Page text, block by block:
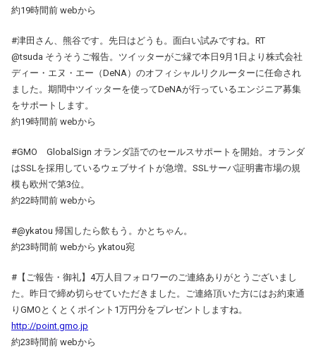
約19時間前 webから
#津田さん、熊谷です。先日はどうも。面白い試みですね。RT
@tsuda そうそうご報告。ツイッターがご縁で本日9月1日より株式会社
ディー・エヌ・エー（DeNA）のオフィシャルリクルーターに任命され
ました。期間中ツイッターを使ってDeNAが行っているエンジニア募集
をサポートします。
約19時間前 webから
#GMO GlobalSign オランダ語でのセールスサポートを開始。オランダ
はSSLを採用しているウェブサイトが急増。SSLサーバ証明書市場の規
模も欧州で第3位。
約22時間前 webから
#@ykatou 帰国したら飲もう。かとちゃん。
約23時間前 webから ykatou宛
#【ご報告・御礼】4万人目フォロワーのご連絡ありがとうございまし
た。昨日で締め切らせていただきました。ご連絡頂いた方にはお約束通
りGMOとくとくポイント1万円分をプレゼントしますね。
http://point.gmo.jp
約23時間前 webから